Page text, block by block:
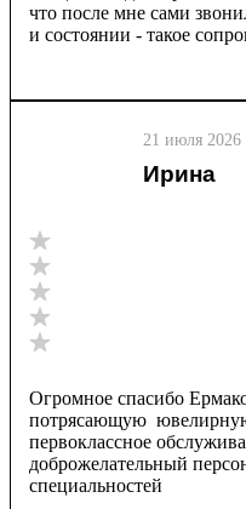
что после мне сами
и состоянии - такое
21 июля 2026
Ирина
Огромное спасибо
потрясающую
первоклассное
доброжелательный
специальностей